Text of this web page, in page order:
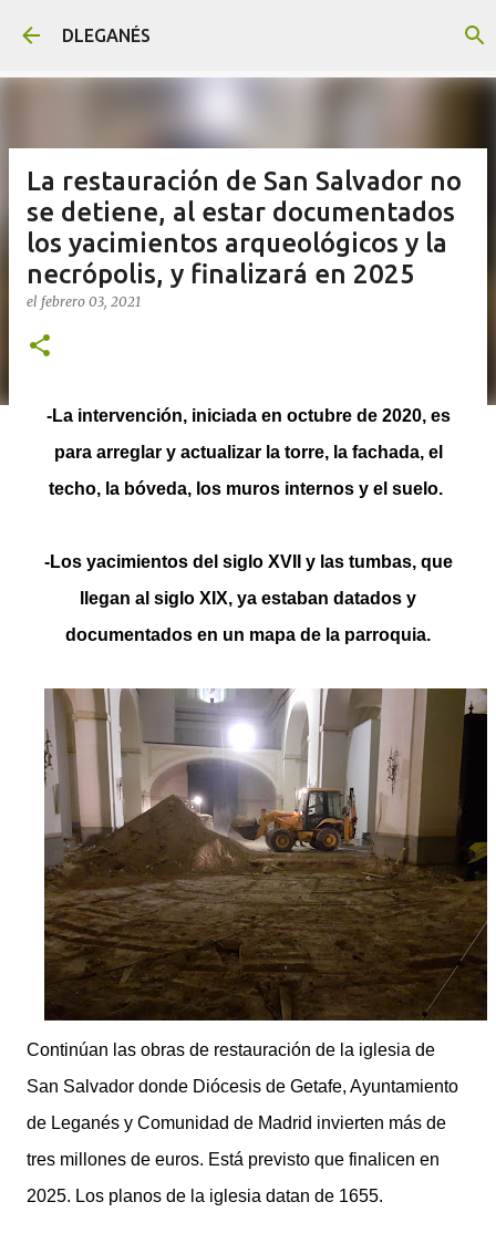
DLEGANÉS
La restauración de San Salvador no
se detiene, al estar documentados
los yacimientos arqueológicos y la
necrópolis, y finalizará en 2025
el febrero 03, 2021
-La intervención, iniciada en octubre de 2020, es
para arreglar y actualizar la torre, la fachada, el
techo, la bóveda, los muros internos y el suelo.
-Los yacimientos del siglo XVII y las tumbas, que
llegan al siglo XIX, ya estaban datados y
documentados en un mapa de la parroquia.
Continúan las obras de restauración de la iglesia de
San Salvador donde Diócesis de Getafe, Ayuntamiento
de Leganés y Comunidad de Madrid invierten más de
tres millones de euros. Está previsto que finalicen en
2025. Los planos de la iglesia datan de 1655.